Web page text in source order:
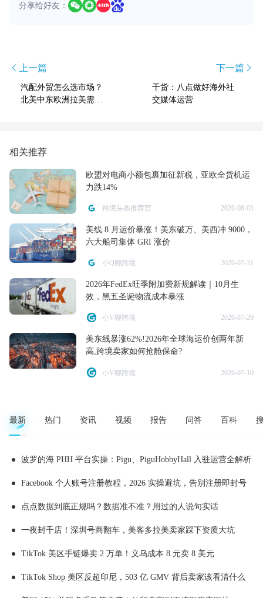
分享给好友：
上一篇
汽配外贸怎么选市场？
北美中东欧洲拉美需求
下一篇
干货：八点做好海外社
交媒体运营
相关推荐
欧盟对电商小额包裹加征新税，亚欧全货机运
力跌14%
跨境头条推荐官 2026-08-03
美线 8 月运价暴涨！美东破万、美西冲 9000，
六大船司集体 GRI 涨价
小Q聊跨境 2026-07-31
2026年FedEx旺季附加费新规解读｜10月生
效，黑五圣诞物流成本暴涨
小V聊跨境 2026-07-29
美东线暴涨62%!2026年全球海运价创两年新
高,跨境卖家如何抢舱保命?
小V聊跨境 2026-07-10
最新 热门 资讯 视频 报告 问答 百科
波罗的海 PHH 平台实操：Pigu、PiguHobbyHall 入驻运营全解析
Facebook 个人账号注册教程，2026 实操避坑，告别注册即封号
点点数据到底正规吗？数据准不准？用过的人说句实话
一夜封千店！深圳号商翻车，美客多拉美卖家踩下资质大坑
TikTok 美区手链爆卖 2 万单！义乌成本 8 元卖 8 美元
TikTok Shop 美区反超印尼，503 亿 GMV 背后卖家该看清什么